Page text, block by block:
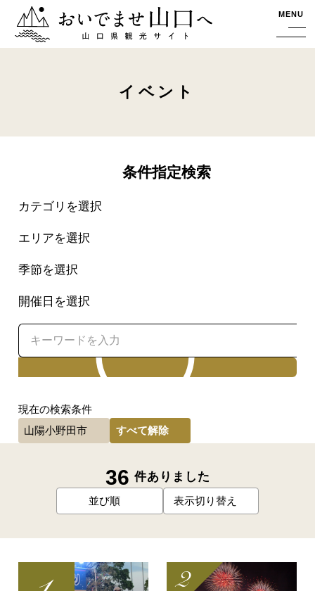
おいでませ山口へー山口県観光サイト MENU
イベント
条件指定検索
カテゴリを選択
エリアを選択
季節を選択
開催日を選択
現在の検索条件
山陽小野田市
すべて解除
36 件ありました
並び順 表示切り替え